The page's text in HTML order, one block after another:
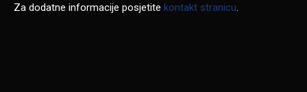
Za dodatne informacije posjetite kontakt stranicu